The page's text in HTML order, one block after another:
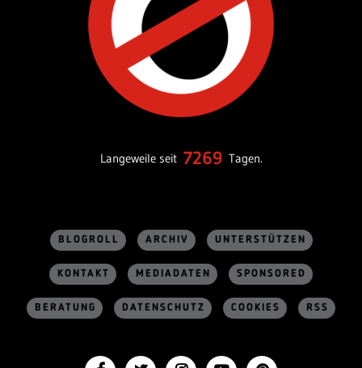
Langeweile seit 7269 Tagen.
BLOGROLL ARCHIV UNTERSTÜTZEN
KONTAKT MEDIADATEN SPONSORED
BERATUNG DATENSCHUTZ COOKIES RSS